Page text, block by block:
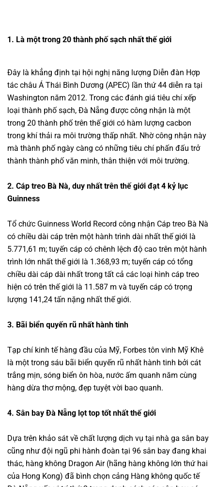
1. Là một trong 20 thành phố sạch nhất thế giới
Đây là khẳng định tại hội nghị năng lượng Diễn đàn Hợp
tác châu Á Thái Bình Dương (APEC) lần thứ 44 diễn ra tại
Washington năm 2012. Trong các đánh giá tiêu chí xếp
loại thành phố sạch, Đà Nẵng được công nhận là một
trong 20 thành phố trên thế giới có hàm lượng cacbon
trong khí thải ra môi trường thấp nhất. Nhờ công nhận này
mà thành phố ngày càng có những tiêu chí phấn đấu trở
thành thành phố văn minh, thân thiện với môi trường.
2. Cáp treo Bà Nà, duy nhất trên thế giới đạt 4 kỷ lục
Guinness
Tổ chức Guinness World Record công nhận Cáp treo Bà Nà
có chiều dài cáp trên một hành trình dài nhất thế giới là
5.771,61 m; tuyến cáp có chênh lệch độ cao trên một hành
trình lớn nhất thế giới là 1.368,93 m; tuyến cáp có tổng
chiều dài cáp dài nhất trong tất cả các loại hình cáp treo
hiện có trên thế giới là 11.587 m và tuyến cáp có trọng
lượng 141,24 tấn nặng nhất thế giới.
3. Bãi biển quyến rũ nhất hành tinh
Tạp chí kinh tế hàng đầu của Mỹ, Forbes tôn vinh Mỹ Khê
là một trong sáu bãi biển quyến rũ nhất hành tinh bởi cát
trắng mịn, sóng biển ôn hòa, nước ấm quanh năm cùng
hàng dừa thơ mộng, đẹp tuyệt vời bao quanh.
4. Sân bay Đà Nẵng lọt top tốt nhất thế giới
Dựa trên khảo sát về chất lượng dịch vụ tại nhà ga sân bay
cũng như đội ngũ phi hành đoàn tại 96 sân bay đang khai
thác, hàng không Dragon Air (hãng hàng không lớn thứ hai
của Hong Kong) đã bình chọn cảng Hàng không quốc tế